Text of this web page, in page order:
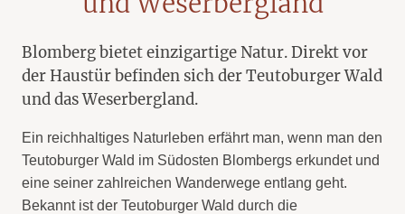
Blomberg bietet einzigartige Natur. Direkt vor
der Haustür befinden sich der Teutoburger Wald
und das Weserbergland.
Ein reichhaltiges Naturleben erfährt man, wenn man den
Teutoburger Wald im Südosten Blombergs erkundet und
eine seiner zahlreichen Wanderwege entlang geht.
Bekannt ist der Teutoburger Wald durch die